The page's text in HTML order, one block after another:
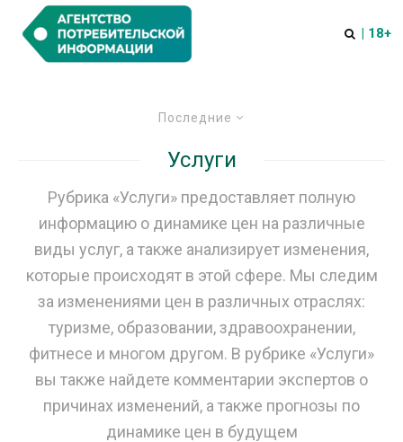
| 18+
Последние
Услуги
Рубрика «Услуги» предоставляет полную
информацию о динамике цен на различные
виды услуг, а также анализирует изменения,
которые происходят в этой сфере. Мы следим
за изменениями цен в различных отраслях:
туризме, образовании, здравоохранении,
фитнесе и многом другом. В рубрике «Услуги»
вы также найдете комментарии экспертов о
причинах изменений, а также прогнозы по
динамике цен в будущем